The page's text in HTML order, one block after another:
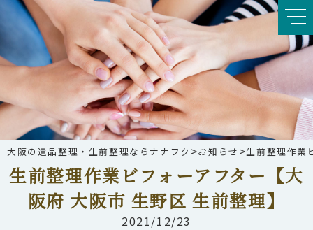
大阪の遺品整理・生前整理ならナナフク >お知らせ >生前整理作業
生前整理作業ビフォーアフター【大
阪府 大阪市 生野区 生前整理】
2021/12/23